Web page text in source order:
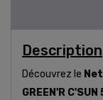
Description
Découvrez le
GREEN'R C'SUN